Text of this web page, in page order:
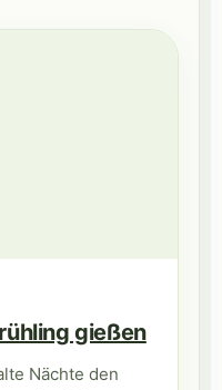
gießen
Nächte den